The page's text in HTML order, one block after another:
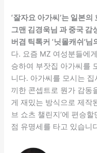
‘잘자요 아가씨’는 일본의
그맨 김경욱님 과 중국 감
버겸 틱톡커 ‘닛몰캐쉬’
다. 요즘 MZ 여성분들에
승하여 부잣집 아가씨를
니다. 아가씨를 모시는
끼한 콘셉트로 뭔가 감동
게 재밌는 방식으로 제작
브 쇼츠 챌린지’에 편승
점 유명세를 타고 있습니